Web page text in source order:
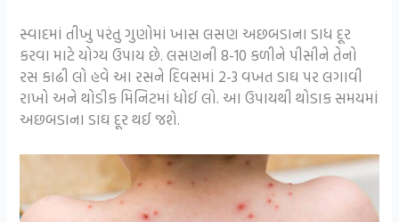
સ્વાદમાં તીખુ પરંતુ ગુણોમાં ખાસ લસણ અછબડાના ડાધ દૂર
કરવા માટે યોગ્ય ઉપાય છે. લસણની 8-10 કળીને પીસીને તેનો
રસ કાઢી લો હવે આ રસને દિવસમાં 2-3 વખત ડાઘ પર લગાવી
રાખો અને થોડીક મિનિટમાં ધોઈ લો. આ ઉપાયથી થોડાક સમયમાં
અછબડાના ડાઘ દૂર થઈ જશે.